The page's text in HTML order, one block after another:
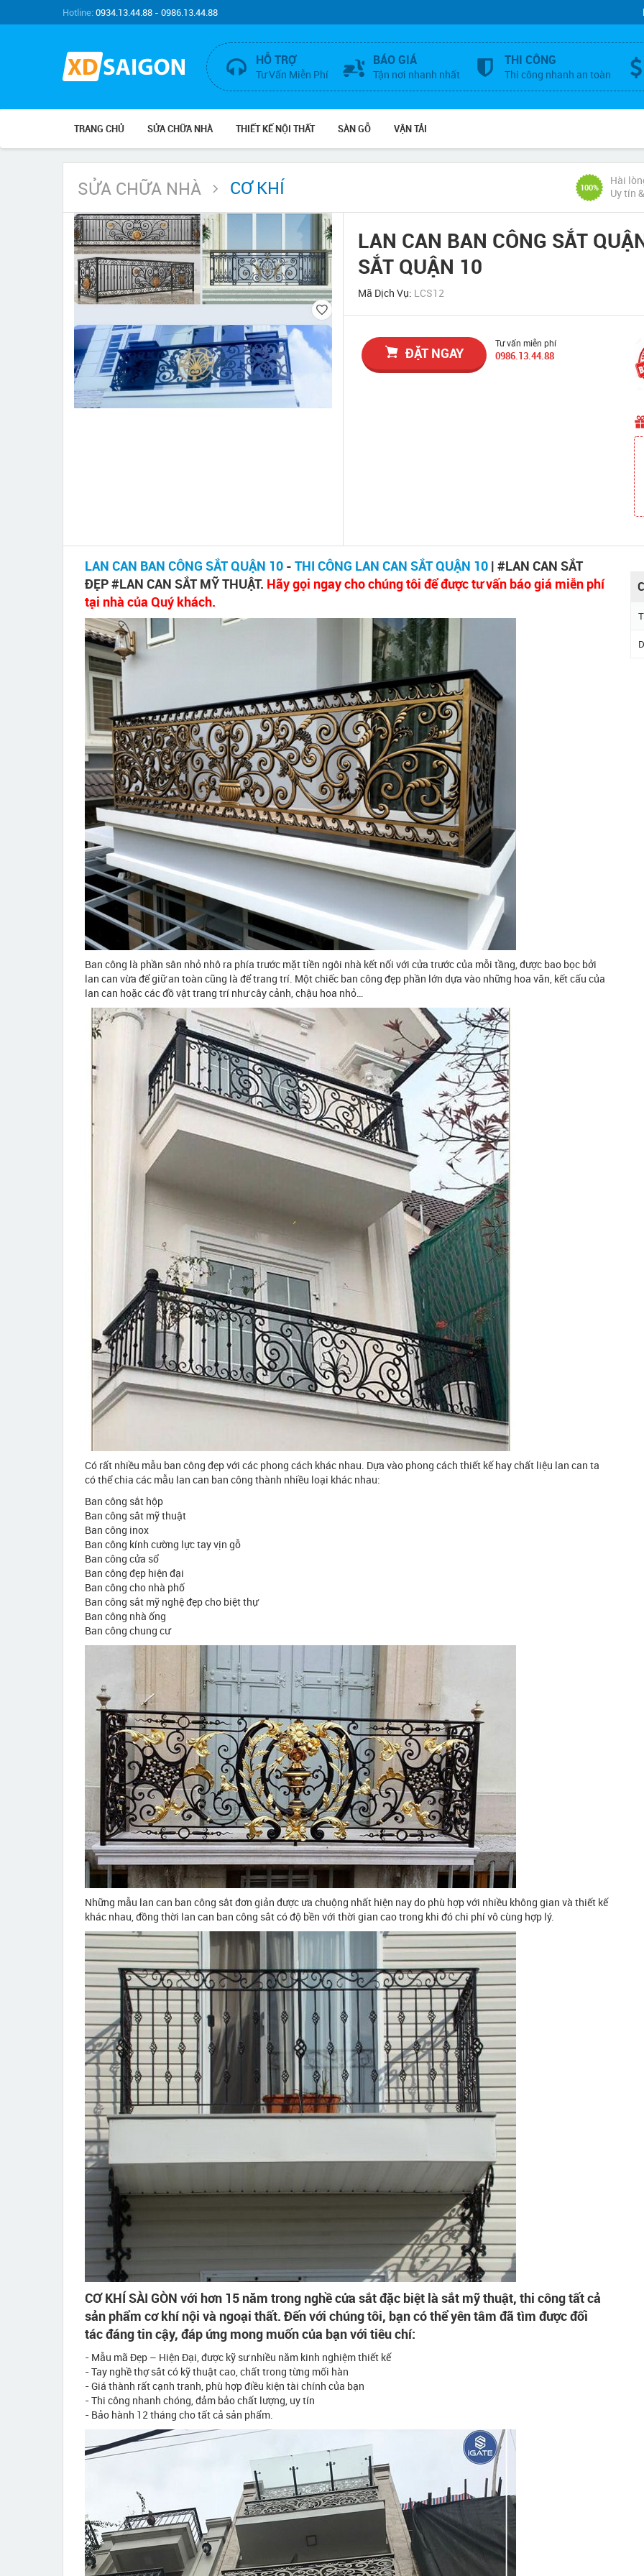
Hotline:0934.13.44.88 - 0986.13.44.88
HỖ TRỢ
Tư Vấn Miễn Phí
BÁO GIÁ
Tận nơi nhanh nhất
THI CÔNG
Thi công nhanh an toàn
TRANG CHỦ SỬA CHỮA NHÀ THIẾT KẾ NỘI THẤT SÀN GỖ VẬN TẢI
SỬA CHỮA NHÀ CƠ KHÍ 100%
Hài
Uy tín
LAN CAN BAN CÔNG SẮT
SẮT QUẬN 10
Mã Dịch Vụ: LCS12
ĐẶT NGAY
Tư vấn miễn phí
0986.13.44.88
LAN CAN BAN CÔNG SẮT QUẬN 10 - THI CÔNG LAN CAN SẮT QUẬN 10 | #LAN CAN SẮT
ĐẸP #LAN CAN SẮT MỸ THUẬT. Hãy gọi ngay cho chúng tôi để được tư vấn báo giá miễn phí
tại nhà của Quý khách.
Ban công là phần sân nhỏ nhô ra phía trước mặt tiền ngôi nhà kết nối với cửa trước của mỗi tầng, được bao bọc bởi
lan can vừa để giữ an toàn cũng là để trang trí. Một chiếc ban công đẹp phần lớn dựa vào những hoa văn, kết cấu của
lan can hoặc các đồ vật trang trí như cây cảnh, chậu hoa nhỏ…
Có rất nhiều mẫu ban công đẹp với các phong cách khác nhau. Dựa vào phong cách thiết kế hay chất liệu lan can ta
có thể chia các mẫu lan can ban công thành nhiều loại khác nhau:
Ban công sắt hộp
Ban công sắt mỹ thuật
Ban công inox
Ban công kính cường lực tay vịn gỗ
Ban công cửa sổ
Ban công đẹp hiện đại
Ban công cho nhà phố
Ban công sắt mỹ nghệ đẹp cho biệt thự
Ban công nhà ống
Ban công chung cư
Những mẫu lan can ban công sắt đơn giản được ưa chuộng nhất hiện nay do phù hợp với nhiều không gian và thiết kế
khác nhau, đồng thời lan can ban công sắt có độ bền với thời gian cao trong khi đó chi phí vô cùng hợp lý.
CƠ KHÍ SÀI GÒN với hơn 15 năm trong nghề cửa sắt đặc biệt là sắt mỹ thuật, thi công tất cả
sản phẩm cơ khí nội và ngoại thất. Đến với chúng tôi, bạn có thể yên tâm đã tìm được đối
tác đáng tin cậy, đáp ứng mong muốn của bạn với tiêu chí:
- Mẫu mã Đẹp – Hiện Đại, được kỹ sư nhiều năm kinh nghiệm thiết kế
- Tay nghề thợ sắt có kỹ thuật cao, chất trong từng mối hàn
- Giá thành rất cạnh tranh, phù hợp điều kiện tài chính của bạn
- Thi công nhanh chóng, đảm bảo chất lượng, uy tín
- Bảo hành 12 tháng cho tất cả sản phẩm.